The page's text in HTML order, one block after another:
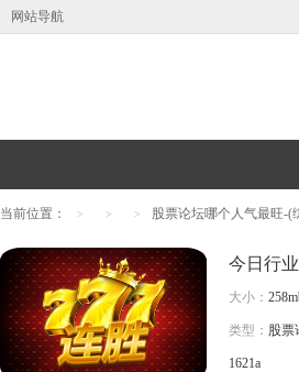
网站导航
当前位置： > > > 股票论坛哪个人气最旺-(
大小：
类型： 股票
1621a